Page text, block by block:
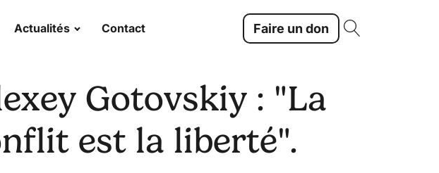
Actualités Contact Faire un don
Gotovskiy : "La
est la liberté".